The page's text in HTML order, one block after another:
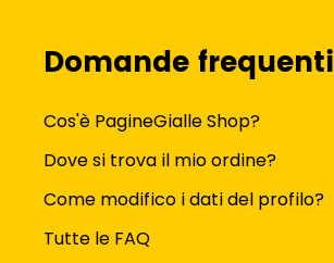
Domande frequenti
Cos'è PagineGialle Shop?
Dove si trova il mio ordine?
Come modifico i dati del profilo?
Tutte le FAQ